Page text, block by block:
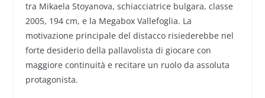
tra Mikaela Stoyanova, schiacciatrice bulgara, classe
2005, 194 cm, e la Megabox Vallefoglia. La
motivazione principale del distacco risiederebbe nel
forte desiderio della pallavolista di giocare con
maggiore continuità e recitare un ruolo da assoluta
protagonista.